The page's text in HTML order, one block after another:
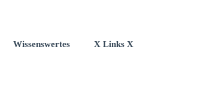
Wissenswertes X Links X